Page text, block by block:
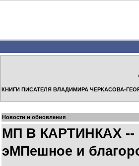
КНИГИ ПИСАТЕЛЯ ВЛАДИМИРА ЧЕРКАСОВА-
Новости и обновления
МП В КАРТИНКАХ --
эМПешное и